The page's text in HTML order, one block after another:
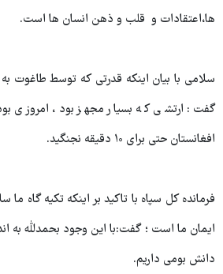
ها،اعتقادات و قلب و ذهن انسان ها است.
سلامی با بیان اینکه قدرتی که توسط طاغوت
گفت: ارتشی که بسیار مجهز بود، امروزی
افغانستان حتی برای ۱۰ دقیقه نجنگید.
فرمانده کل سپاه با تاکید بر اینکه تکیه گاه ما
ایمان ما است ؛ گفت:با این وجود بحمدلله به
دانش بومی داریم.